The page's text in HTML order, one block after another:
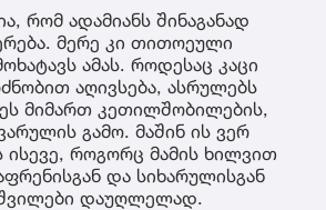
რომ ადამიანს შინაგანად
მერე კი თითოეული
ამას. როდესაც კაცი
აღივსება, ასრულებს
მიმართ კეთილშობილების,
გამო. მაშინ ის ვერ
როგორც მამის ხილვით
და სიხარულისგან
დაუღლელად.